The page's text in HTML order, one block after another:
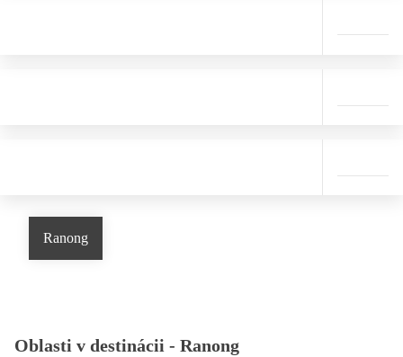
Ranong
Oblasti v destinácii - Ranong